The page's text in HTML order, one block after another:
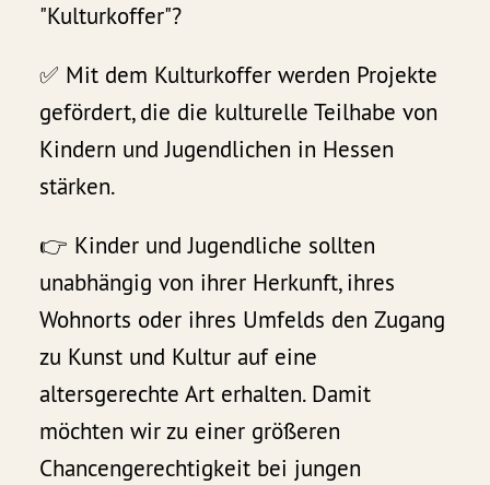
"Kulturkoffer"?
✅ Mit dem Kulturkoffer werden Projekte
gefördert, die die kulturelle Teilhabe von
Kindern und Jugendlichen in Hessen
stärken.
👉 Kinder und Jugendliche sollten
unabhängig von ihrer Herkunft, ihres
Wohnorts oder ihres Umfelds den Zugang
zu Kunst und Kultur auf eine
altersgerechte Art erhalten. Damit
möchten wir zu einer größeren
Chancengerechtigkeit bei jungen